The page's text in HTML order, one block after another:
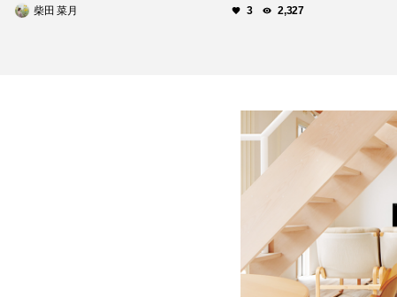
柴田 菜月 3 2,327